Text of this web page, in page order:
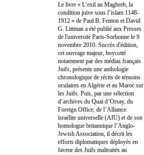
Le livre « L’exil au Maghreb, la
condition juive sous l’islam 1148-
1912 » de Paul B. Fenton et David
G. Littman a été publié aux Presses
de l'université Paris-Sorbonne le 9
novembre 2010. Succès d'édition,
cet ouvrage majeur, boycotté
notamment par des médias français
Juifs, présente une anthologie
chronologique de récits de témoins
oculaires en Algérie et au Maroc sur
les Juifs. Puis, par une sélection
d’archives du Quai d’Orsay, du
Foreign Office, de l’Alliance
israélite universelle (AIU) et de son
homologue britannique l’Anglo-
Jewish Association, il décrit les
efforts diplomatiques déployés en
faveur des Juifs maltraités au